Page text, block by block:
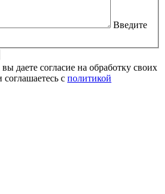
Введите
даете согласие на обработку своих
с политикой